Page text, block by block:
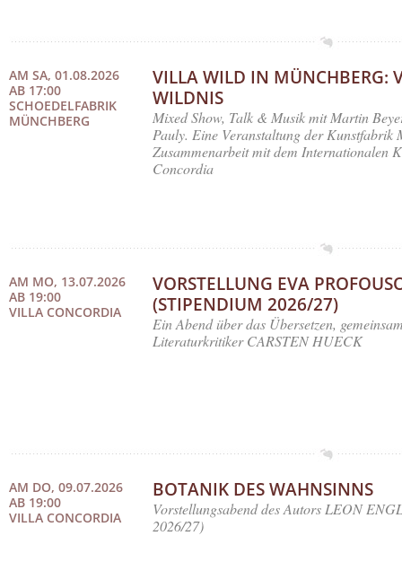
AM SA, 01.08.2026
AB 17:00
SCHOEDELFABRIK
MÜNCHBERG
VILLA WILD IN MÜNCHBERG:
WILDNIS
Mixed Show, Talk & Musik mit Martin
Pauly. Eine Veranstaltung der Kunstfabrik
Zusammenarbeit mit dem Internationalen
Concordia
AM MO, 13.07.2026
AB 19:00
VILLA CONCORDIA
VORSTELLUNG EVA
(STIPENDIUM 2026/27)
Ein Abend über das Übersetzen,
Literaturkritiker CARSTEN HUECK
AM DO, 09.07.2026
AB 19:00
VILLA CONCORDIA
BOTANIK DES WAHNSINNS
Vorstellungsabend des Autors LEON
2026/27)